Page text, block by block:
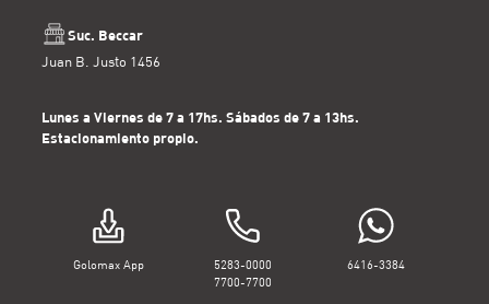
Suc. Beccar
Juan B. Justo 1456
Lunes a Viernes de 7 a 17hs. Sábados de 7 a 13hs.
Estacionamiento propio.
Golomax App
5283-0000
7700-7700
6416-3384